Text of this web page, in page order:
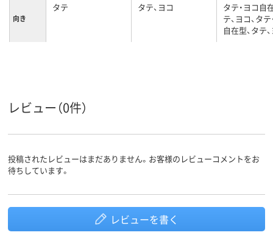
向き
タテ タテ、ヨコ
タテ・ヨコ自
テ、ヨコ、タ
自在型、タテ
サイズ A4
カラーグ
レッド系 クリア(透明)系 クリア(透明)
レビュー（0件）
投稿されたレビューはまだありません。お客様のレビューコメントをお
待ちしています。
レビューを書く